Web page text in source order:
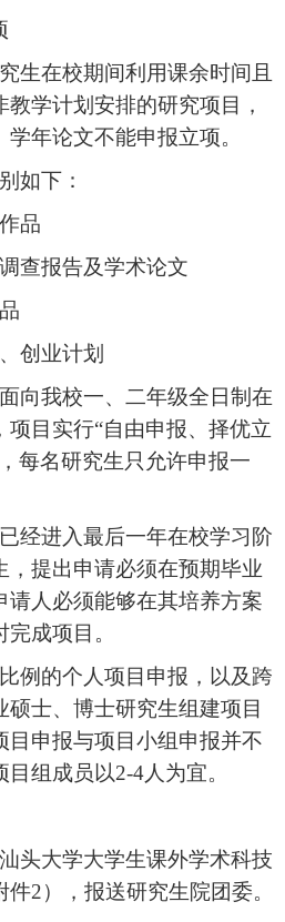
生在校期间利用课余时间且
学计划安排的研究项目，
年论文不能申报立项。
如下：
品
查报告及学术论文
创业计划
向我校一、二年级全日制在
项目实行“自由申报、择优立
每名研究生只允许申报一
经进入最后一年在校学习阶
，提出申请必须在预期毕业
请人必须能够在其培养方案
成项目。
例的个人项目申报，以及跨
士、博士研究生组建项目
目申报与项目小组申报并不
目组成员以2-4人为宜。
头大学大学生课外学术科技
件2），报送研究生院团委。